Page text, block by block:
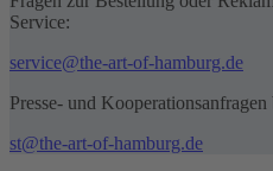
Service:
service@the-art-of-hamburg.de
Presse- und
st@the-art-of-hamburg.de